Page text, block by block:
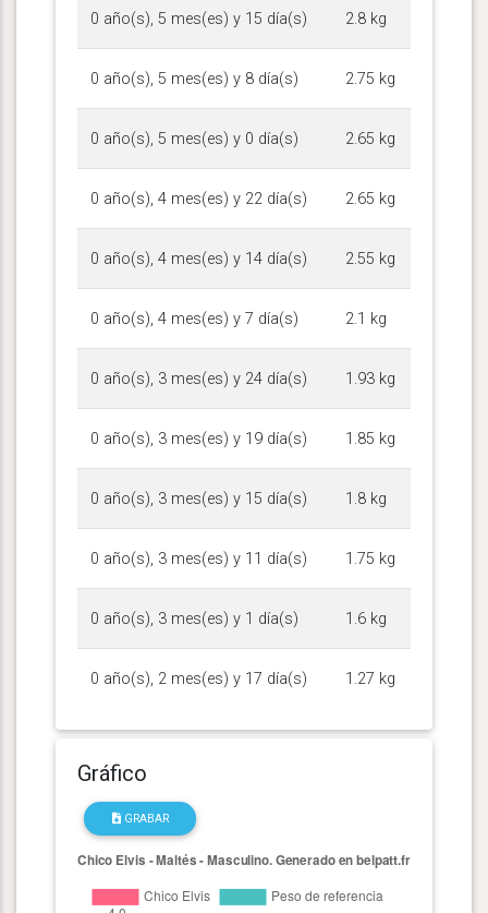
0 año(s), 5 mes(es) y 15 día(s) 2.8 kg
0 año(s), 5 mes(es) y 8 día(s) 2.75 kg
0 año(s), 5 mes(es) y 0 día(s) 2.65 kg
0 año(s), 4 mes(es) y 22 día(s) 2.65 kg
0 año(s), 4 mes(es) y 14 día(s) 2.55 kg
0 año(s), 4 mes(es) y 7 día(s) 2.1 kg
0 año(s), 3 mes(es) y 24 día(s) 1.93 kg
0 año(s), 3 mes(es) y 19 día(s) 1.85 kg
0 año(s), 3 mes(es) y 15 día(s) 1.8 kg
0 año(s), 3 mes(es) y 11 día(s) 1.75 kg
0 año(s), 3 mes(es) y 1 día(s) 1.6 kg
0 año(s), 2 mes(es) y 17 día(s) 1.27 kg
Gráfico
GRABAR